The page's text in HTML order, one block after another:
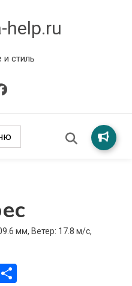
help.ru
стиль
мм, Ветер: 17.8 м/с,